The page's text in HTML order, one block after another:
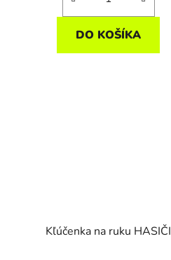
DO KOŠÍKA
Kľúčenka na ruku HASIČI